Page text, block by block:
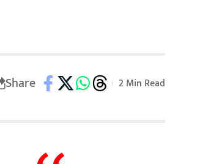
Share 2 Min Read